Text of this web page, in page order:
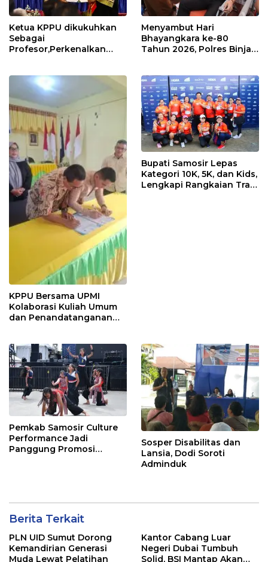
Ketua KPPU dikukuhkan
Sebagai
Profesor,Perkenalkan
Menyambut Hari
Bhayangkara ke-80
Tahun 2026, Polres Binjai
KPPU Bersama UPMI
Kolaborasi Kuliah Umum
dan Penandatanganan
Bupati Samosir Lepas
Kategori 10K, 5K, dan Kids,
Lengkapi Rangkaian Trail
Pemkab Samosir Culture
Performance Jadi
Panggung Promosi
Sosper Disabilitas dan
Lansia, Dodi Soroti
Adminduk
Berita Terkait
PLN UID Sumut Dorong
Kemandirian Generasi
Muda Lewat Pelatihan
Kantor Cabang Luar
Negeri Dubai Tumbuh
Solid, BSI Mantap Akan